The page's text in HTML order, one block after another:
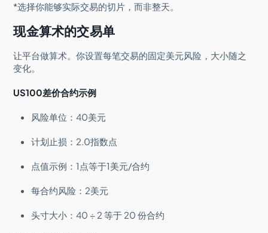
*选择你能够实际交易的切片，而非整天。
现金算术的交易单
让平台做算术。你设置每笔交易的固定美元风险，大小随之
变化。
US100差价合约示例
风险单位：40美元
计划止损：2.0指数点
点值示例：1点等于1美元/合约
每合约风险：2美元
头寸大小：40 ÷ 2 等于 20 份合约